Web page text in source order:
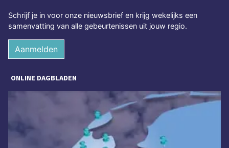
Schrijf je in voor onze nieuwsbrief en krijg wekelijks een
samenvatting van alle gebeurtenissen uit jouw regio.
Aanmelden
ONLINE DAGBLADEN